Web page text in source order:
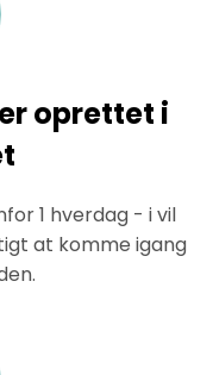
oprettet i
1 hverdag - i vil
at komme igang